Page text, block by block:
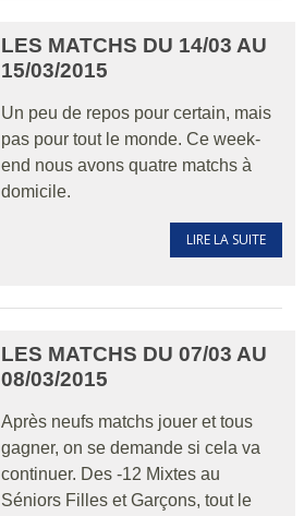
LES MATCHS DU 14/03 AU
15/03/2015
Un peu de repos pour certain, mais
pas pour tout le monde. Ce week-
end nous avons quatre matchs à
domicile.
LIRE LA SUITE
LES MATCHS DU 07/03 AU
08/03/2015
Après neufs matchs jouer et tous
gagner, on se demande si cela va
continuer. Des -12 Mixtes au
Séniors Filles et Garçons, tout le